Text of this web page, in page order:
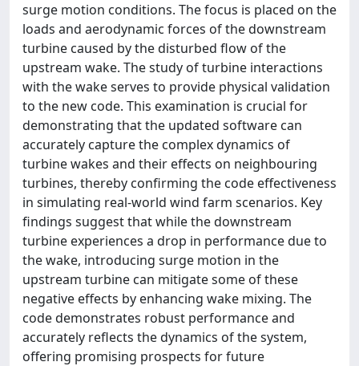
surge motion conditions. The focus is placed on the
loads and aerodynamic forces of the downstream
turbine caused by the disturbed flow of the
upstream wake. The study of turbine interactions
with the wake serves to provide physical validation
to the new code. This examination is crucial for
demonstrating that the updated software can
accurately capture the complex dynamics of
turbine wakes and their effects on neighbouring
turbines, thereby confirming the code effectiveness
in simulating real-world wind farm scenarios. Key
findings suggest that while the downstream
turbine experiences a drop in performance due to
the wake, introducing surge motion in the
upstream turbine can mitigate some of these
negative effects by enhancing wake mixing. The
code demonstrates robust performance and
accurately reflects the dynamics of the system,
offering promising prospects for future